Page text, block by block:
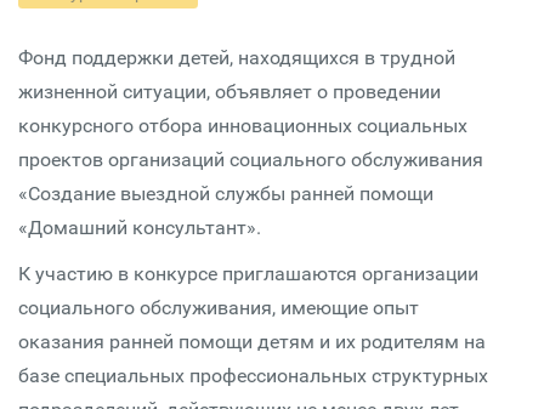
Фонд поддержки детей, находящихся в трудной
жизненной ситуации, объявляет о проведении
конкурсного отбора инновационных социальных
проектов организаций социального обслуживания
«Создание выездной службы ранней помощи
«Домашний консультант».
К участию в конкурсе приглашаются организации
социального обслуживания, имеющие опыт
оказания ранней помощи детям и их родителям на
базе специальных профессиональных структурных